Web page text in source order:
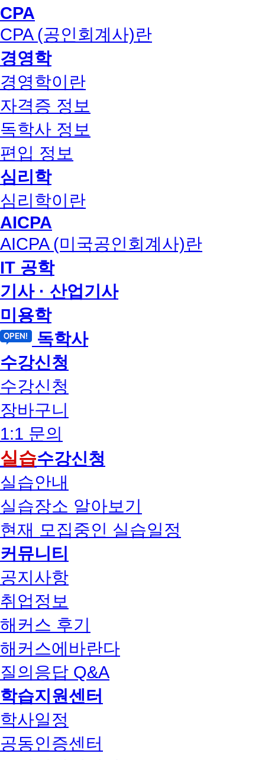
CPA
CPA (공인회계사)란
경영학
경영학이란
자격증 정보
독학사 정보
편입 정보
심리학
심리학이란
AICPA
AICPA (미국공인회계사)란
IT 공학
기사 · 산업기사
미용학
독학사
수강신청
수강신청
장바구니
1:1 문의
실습수강신청
실습안내
실습장소 알아보기
현재 모집중인 실습일정
커뮤니티
공지사항
취업정보
해커스 후기
해커스에바란다
질의응답 Q&A
학습지원센터
학사일정
공동인증센터